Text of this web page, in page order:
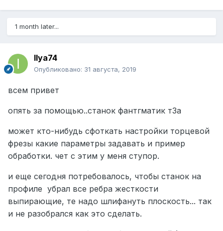
1 month later...
Ilya74
Опубликовано: 31 августа, 2019
всем привет
опять за помощью..станок фантгматик т3а
может кто-нибудь сфоткать настройки торцевой
фрезы какие параметры задавать и пример
обработки. чет с этим у меня ступор.
и еще сегодня потребовалось, чтобы станок на
профиле убрал все ребра жесткости
выпирающие, те надо шлифануть плоскость... так
и не разобрался как это сделать.